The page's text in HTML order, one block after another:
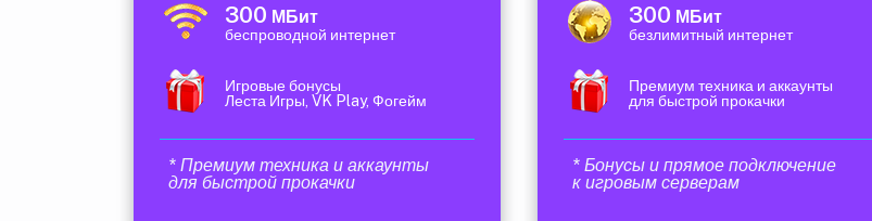
300 МБит
беспроводной интернет
Игровые бонусы
Леста Игры, VK Play, Фогейм
* Премиум техника и аккаунты
для быстрой прокачки
300 МБит
безлимитный интернет
Премиум техника и аккаунты
для быстрой прокачки
* Бонусы и прямое подключение
к игровым серверам